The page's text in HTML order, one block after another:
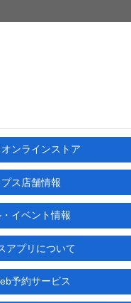
ンラインストア
ス店舗情報
イベント情報
アプリについて
予約サービス